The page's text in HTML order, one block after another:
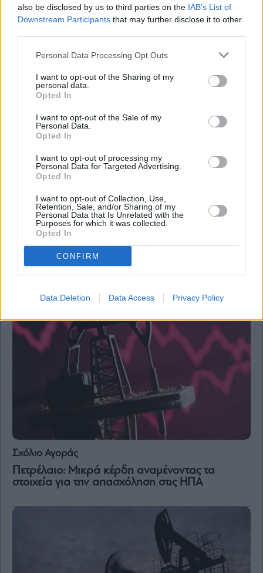
also be disclosed by us to third parties on the IAB’s List of
Downstream Participants that may further disclose it to other
Personal Data Processing Opt Outs
I want to opt-out of the Sharing of my
personal data.
Opted In
I want to opt-out of the Sale of my
Personal Data.
Opted In
I want to opt-out of processing my
Personal Data for Targeted Advertising.
Opted In
I want to opt-out of Collection, Use,
Retention, Sale, and/or Sharing of my
Personal Data that Is Unrelated with the
Purposes for which it was collected.
Opted In
CONFIRM
Data Deletion Data Access Privacy Policy
Πετρέλαιο: Εκτοξεύτηκαν 20% οι τιμές για 6η
Ενέργεια
Πετρέλαιο: Εβδομαδιαία πτώση 5% με φόντο
την αβεβαιότητα στην Κίνα και τα υψηλά
αποθέματα
Σχόλιο Αγοράς
Πετρέλαιο: Μικρά κέρδη αναμένοντας τα
στοιχεία για την απασχόληση στις ΗΠΑ